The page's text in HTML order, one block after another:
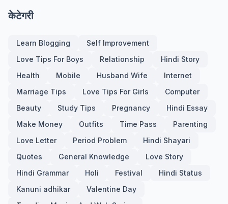
केटेगरी
Learn Blogging
Self Improvement
Love Tips For Boys
Relationship
Hindi Story
Health
Mobile Husband Wife
Internet
Marriage Tips
Love Tips For Girls
Computer
Beauty
Study Tips Pregnancy
Hindi Essay
Make Money
Outfits Time Pass
Parenting
Love Letter
Period Problem
Hindi Shayari
Quotes
General Knowledge
Love Story
Hindi Grammar
Holi Festival
Hindi Status
Kanuni adhikar
Valentine Day